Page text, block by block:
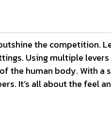
the competition.
Using multiple levers
the human body. With a
It’s all about the feel